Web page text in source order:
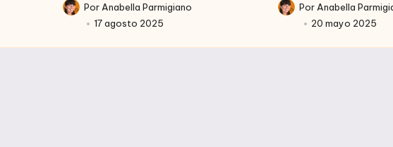
Publicado
Por Anabella Parmigiano
17 agosto 2025
Publicado
Por Anabella
20 mayo 2025